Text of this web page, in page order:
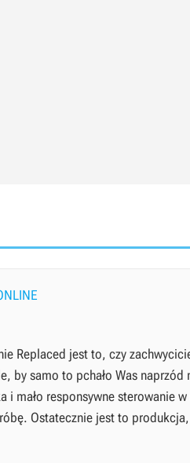
Replaced jest to, czy
by samo to pchało Was
i mało responsywne sterowanie
Ostatecznie jest to